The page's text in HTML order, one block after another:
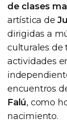
de clases
artística de
dirigidas a
culturales de
actividades
encuentros
Falú, como
nacimiento.